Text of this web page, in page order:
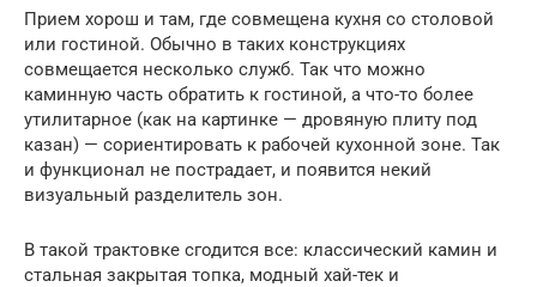
Прием хорош и там, где совмещена кухня со столовой
или гостиной. Обычно в таких конструкциях
совмещается несколько служб. Так что можно
каминную часть обратить к гостиной, а что-то более
утилитарное (как на картинке — дровяную плиту под
казан) — сориентировать к рабочей кухонной зоне. Так
и функционал не пострадает, и появится некий
визуальный разделитель зон.
В такой трактовке сгодится все: классический камин и
стальная закрытая топка, модный хай-тек и